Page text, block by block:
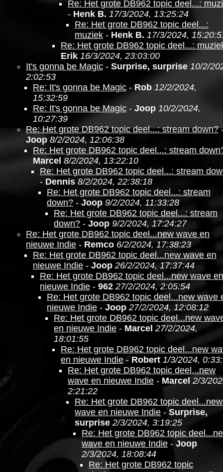
Re: Het grote DB962 topic deel...:
- Henk B. 17/3/2024, 13:25:24
Re: Het grote DB962 topic deel...:
muziek - Henk B. 17/3/2024,
Re: Het grote DB962 topic deel...:
Erik 16/3/2024, 23:03:00
It's gonna be Magic - Surprise, surprise 10/2/
2:02:53
Re: It's gonna be Magic - Rob 12/2/2024,
15:32:59
Re: It's gonna be Magic - Joop 10/2/2024,
10:27:39
Re: Het grote DB962 topic deel...: stream down?
Joop 8/2/2024, 12:06:38
Re: Het grote DB962 topic deel...: stream
Marcel 8/2/2024, 13:22:10
Re: Het grote DB962 topic deel...: stream
- Dennis 8/2/2024, 22:38:18
Re: Het grote DB962 topic deel...: stream
down? - Joop 9/2/2024, 11:33:28
Re: Het grote DB962 topic deel...: stream
down? - Joop 9/2/2024, 17:24:27
Re: Het grote DB962 topic deel...new wave en
nieuwe Indie - Remco 6/2/2024, 17:38:23
Re: Het grote DB962 topic deel...new wave en
nieuwe Indie - Joop 26/2/2024, 17:37:44
Re: Het grote DB962 topic deel...new wave en
nieuwe Indie - 962 27/2/2024, 2:05:54
Re: Het grote DB962 topic deel...new wave
nieuwe Indie - Joop 27/2/2024, 12:08:12
Re: Het grote DB962 topic deel...new
en nieuwe Indie - Marcel 27/2/2024,
18:01:55
Re: Het grote DB962 topic deel...new
en nieuwe Indie- Robert 1/3/2024,
Re: Het grote DB962 topic deel...new
wave en nieuwe Indie - Marcel 2/3/
2:21:22
Re: Het grote DB962 topic deel...new
wave en nieuwe Indie - Surprise,
surprise 2/3/2024, 3:19:25
Re: Het grote DB962 topic
wave en nieuwe Indie - Joop
2/3/2024, 18:08:44
Re: Het grote DB962 topic